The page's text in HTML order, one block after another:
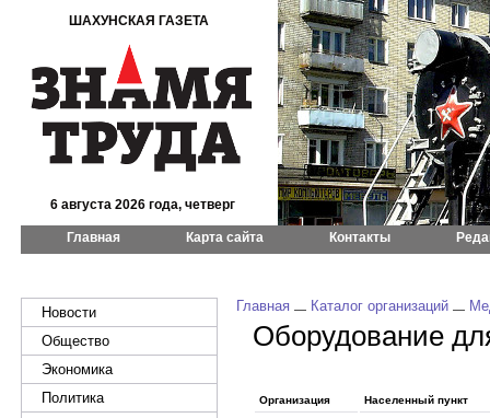
ШАХУНСКАЯ ГАЗЕТА
6 августа 2026 года, четверг
Главная Карта сайта Контакты
Новости
Общество
Экономика
Политика
Главная Каталог организаций
Оборудование
Организация Населенный пункт